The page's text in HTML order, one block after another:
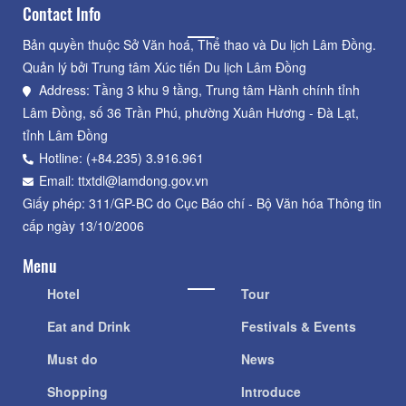
Contact Info
Bản quyền thuộc Sở Văn hoá, Thể thao và Du lịch Lâm Đồng.
Quản lý bởi Trung tâm Xúc tiến Du lịch Lâm Đồng
Address: Tầng 3 khu 9 tầng, Trung tâm Hành chính tỉnh
Lâm Đồng, số 36 Trần Phú, phường Xuân Hương - Đà Lạt,
tỉnh Lâm Đồng
Hotline: (+84.235) 3.916.961
Email: ttxtdl@lamdong.gov.vn
Giấy phép: 311/GP-BC do Cục Báo chí - Bộ Văn hóa Thông tin
cấp ngày 13/10/2006
Menu
Hotel
Eat and Drink
Must do
Shopping
Tour
Festivals & Events
News
Introduce